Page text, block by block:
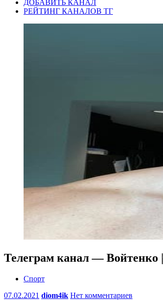
ДОБАВИТЬ КАНАЛ
РЕЙТИНГ КАНАЛОВ ТГ
Телеграм канал — Войтенко
Спорт
07.02.2021 diom4ik Нет комментариев